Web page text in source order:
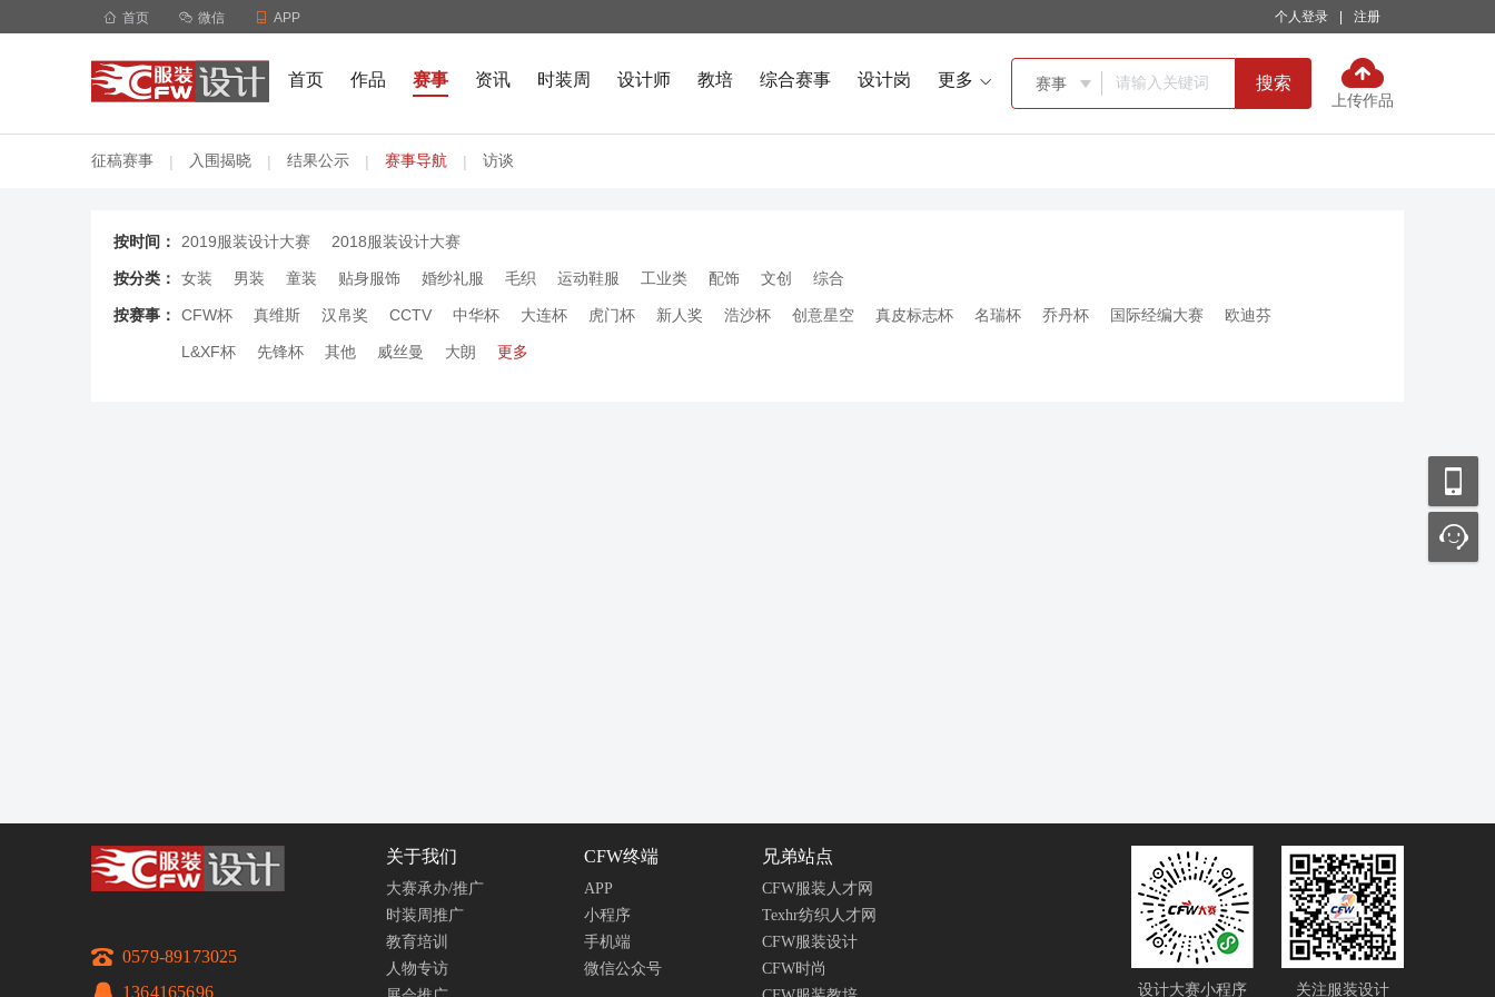
 首页  微信  APP 个人登录 注册
首页 作品 赛事 资讯 时装周 设计师 教培 综合赛事 设计岗 更多  赛事  搜索
上传作品
征稿赛事 | 入围揭晓 | 结果公示 | 赛事导航 | 访谈
按时间： 2019服装设计大赛 2018服装设计大赛
按分类： 女装 男装 童装 贴身服饰 婚纱礼服 毛织 运动鞋服 工业类 配饰 文创 综合
按赛事： CFW杯 真维斯 汉帛奖 CCTV 中华杯 大连杯 虎门杯 新人奖 浩沙杯 创意星空 真皮标志杯 名瑞杯 乔丹杯 国际经编大赛 欧迪芬
L&XF杯 先锋杯 其他 威丝曼 大朗 更多
0579-89173025
1364165696
设计大赛小程序 关注服装设计
关于我们
大赛承办/推广
时装周推广
教育培训
人物专访
CFW终端
APP
小程序
手机端
微信公众号
兄弟站点
CFW服装人才网
Texhr纺织人才网
CFW服装设计
CFW时尚